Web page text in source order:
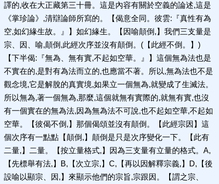
譯的,收在大正藏第三十冊。這是內容有關於空義的論述,這是
《掌珍論》,清辯論師所寫的。【偈意全同。彼雲:『真性有為
空,如幻緣生故。』】如幻緣生。【因喻顛倒,】我們三支量是
宗、因、喻,顛倒,此經次序並沒有顛倒。(【此經不倒。】)
【下半偈:『無為、無有實,不起如空華。』】這個無為法也是
不實在的,是對有為法而立的,也應當不著。所以,無為法也不是
觀念境,它是解脫的真實境,如果立一個無為,就變成了生滅法。
所以無為,著一個無為,那麼,這個就無有實際的,就無有實,也沒
有一個實在的無為法,因為無為法不可說,也不起如空華,不起如
空華。【彼偈不倒,】那個偈頌並沒有顛倒。【此經宗因】這
個次序有一點點【顛倒,】顛倒是只是次序變化一下。【此有
二量,】二量。【按立量格式,】因為三支量有立量的格式。A,
【先標舉有法,】B,【次立宗,】C,【再以因解釋宗義,】D,【後
設喻以顯宗、因,】來顯示他們的宗旨,宗跟因。【謂之宗、